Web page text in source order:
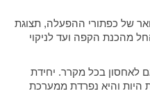
של כפתורי ההפעלה, תצוגת
מהכנת הקפה ועד לניקוי
לאחסון בכל מקרר. יחידת
היות והיא נפרדת ממערכת